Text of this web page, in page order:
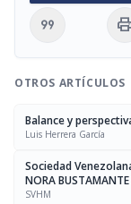
format_quote
OTROS ARTÍCULOS
Balance y
Luis Herrera García
Sociedad
NORA
Aniversario de su
SVHM